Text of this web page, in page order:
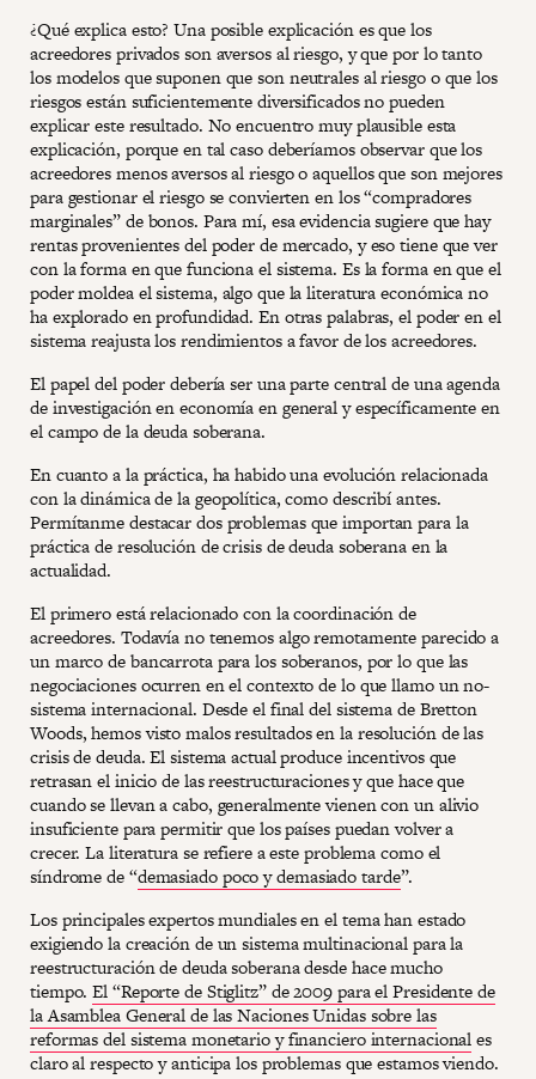
¿Qué explica esto? Una posible explicación es que los
acreedores privados son aversos al riesgo, y que por lo tanto
los modelos que suponen que son neutrales al riesgo o que los
riesgos están suficientemente diversificados no pueden
explicar este resultado. No encuentro muy plausible esta
explicación, porque en tal caso deberíamos observar que los
acreedores menos aversos al riesgo o aquellos que son mejores
para gestionar el riesgo se convierten en los “compradores
marginales” de bonos. Para mí, esa evidencia sugiere que hay
rentas provenientes del poder de mercado, y eso tiene que ver
con la forma en que funciona el sistema. Es la forma en que el
poder moldea el sistema, algo que la literatura económica no
ha explorado en profundidad. En otras palabras, el poder en el
sistema reajusta los rendimientos a favor de los acreedores.
El papel del poder debería ser una parte central de una agenda
de investigación en economía en general y específicamente en
el campo de la deuda soberana.
En cuanto a la práctica, ha habido una evolución relacionada
con la dinámica de la geopolítica, como describí antes.
Permítanme destacar dos problemas que importan para la
práctica de resolución de crisis de deuda soberana en la
actualidad.
El primero está relacionado con la coordinación de
acreedores. Todavía no tenemos algo remotamente parecido a
un marco de bancarrota para los soberanos, por lo que las
negociaciones ocurren en el contexto de lo que llamo un no-
sistema internacional. Desde el final del sistema de Bretton
Woods, hemos visto malos resultados en la resolución de las
crisis de deuda. El sistema actual produce incentivos que
retrasan el inicio de las reestructuraciones y que hace que
cuando se llevan a cabo, generalmente vienen con un alivio
insuficiente para permitir que los países puedan volver a
crecer. La literatura se refiere a este problema como el
síndrome de “demasiado poco y demasiado tarde”.
Los principales expertos mundiales en el tema han estado
exigiendo la creación de un sistema multinacional para la
reestructuración de deuda soberana desde hace mucho
tiempo.El “Reporte de Stiglitz” de 2009 para el Presidente de
la Asamblea General de las Naciones Unidas sobre las
reformas del sistema monetario y financiero internacionales
claro al respecto y anticipa los problemas que estamos viendo.